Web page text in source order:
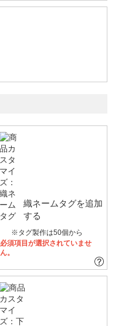
織ネームタグを追加
する
※タグ製作は50個から
必須項目が選択されていませ
ん。